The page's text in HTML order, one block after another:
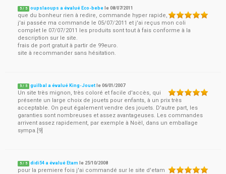
5 / 5 oupslaoups a évalué Eco-bebe le08/07/2011
que du bonheur rien à redire, commande hyper rapide,
j'ai passée ma commande le 05/07/2011 et j'ai reçus mon coli
complet le 07/07/2011 les produits sont tout à fais conforme à la
description sur le site.
frais de port gratuit à partir de 99euro.
site à recommander sans hésitation.
5 / 5 guilbal a évalué King-Jouet le06/01/2007
Un site très mignon, très coloré et facile d'accès, qui
présente un large choix de jouets pour enfants, à un prix très
acceptable. On peut également vendre des jouets. D'autre part, les
garanties sont nombreuses et assez avantageuses. Les commandes
arrivent assez rapidement, par exemple à Noël, dans un emballage
sympa.[9]
5 / 5 didi54 a évalué Etam le 25/10/2008
pour la premiere fois j'ai commandé sur le site d'etam